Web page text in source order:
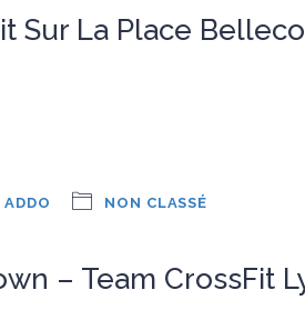
Sur La Place
NON CLASSÉ
– Team CrossFit